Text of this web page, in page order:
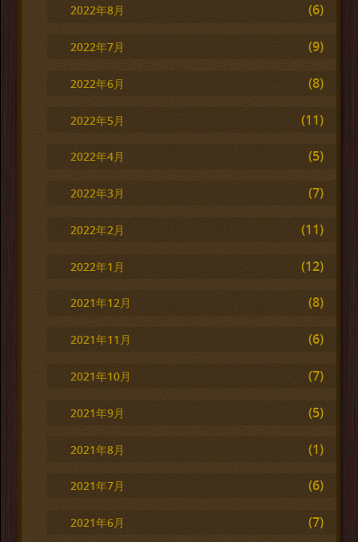
2022年8月 (6)
2022年7月 (9)
2022年6月 (8)
2022年5月 (11)
2022年4月 (5)
2022年3月 (7)
2022年2月 (11)
2022年1月 (12)
2021年12月 (8)
2021年11月 (6)
2021年10月 (7)
2021年9月 (5)
2021年8月 (1)
2021年7月 (6)
2021年6月 (7)